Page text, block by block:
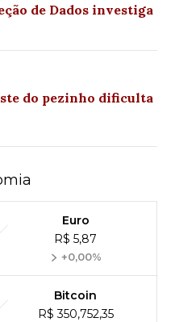
de Dados investiga
do pezinho dificulta
Euro
R$ 5,87
+0,00%
Bitcoin
R$ 350,752,35